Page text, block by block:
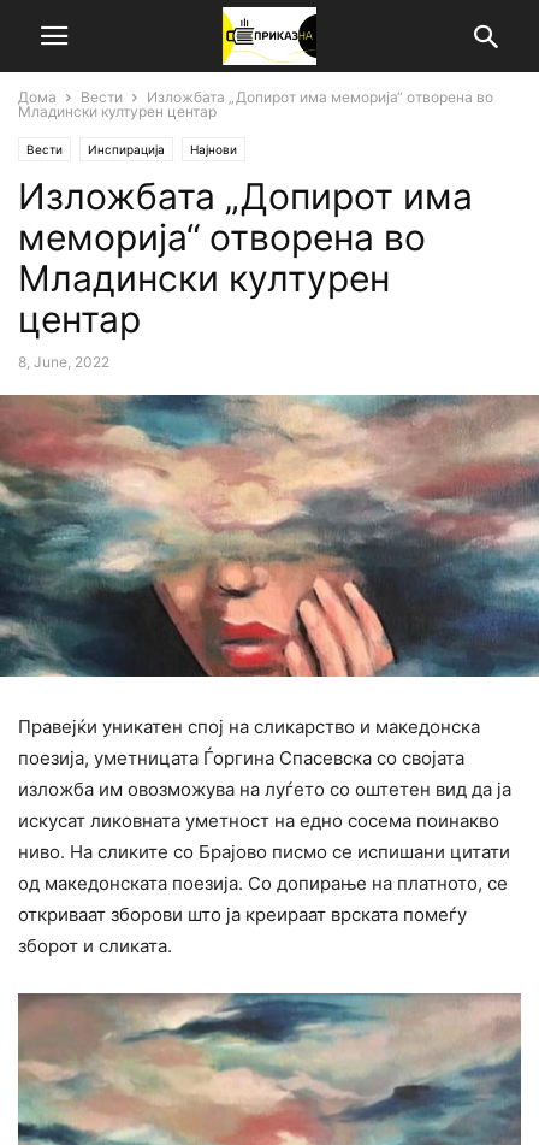
Дома Вести
Изложбата „Допирот има меморија“ отворена во
Младински културен центар
Вести Инспирација Најнови
Изложбата „Допирот има
меморија“ отворена во
Младински културен
центар
8, June, 2022
Правејќи уникатен спој на сликарство и македонска
поезија, уметницата Ѓоргина Спасевска со својата
изложба им овозможува на луѓето со оштетен вид да ја
искусат ликовната уметност на едно сосема поинакво
ниво. На сликите со Брајово писмо се испишани цитати
од македонската поезија. Со допирање на платното, се
откриваат зборови што ја креираат врската помеѓу
зборот и сликата.